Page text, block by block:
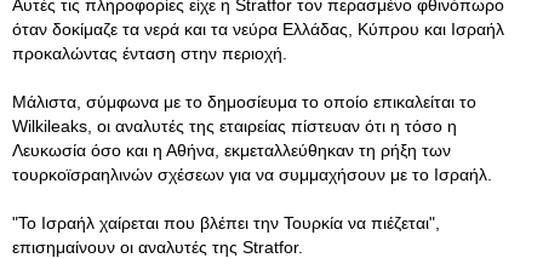
Αυτές τις πληροφορίες είχε η Stratfor τον περασμένο φθινόπωρο
όταν δοκίμαζε τα νερά και τα νεύρα Ελλάδας, Κύπρου και Ισραήλ
προκαλώντας ένταση στην περιοχή.
Μάλιστα, σύμφωνα με το δημοσίευμα το οποίο επικαλείται το
Wilkileaks, οι αναλυτές της εταιρείας πίστευαν ότι η τόσο η
Λευκωσία όσο και η Αθήνα, εκμεταλλεύθηκαν τη ρήξη των
τουρκοϊσραηλινών σχέσεων για να συμμαχήσουν με το Ισραήλ.
"To Ισραήλ χαίρεται που βλέπει την Τουρκία να πιέζεται",
επισημαίνουν οι αναλυτές της Stratfor.